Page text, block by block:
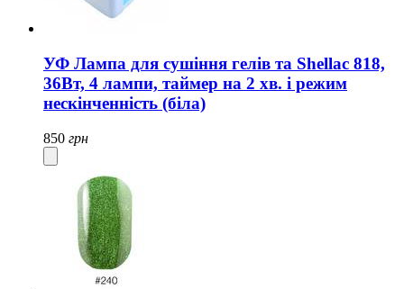
УФ Лампа для сушіння гелів та Shellac 818,
36Вт, 4 лампи, таймер на 2 хв. і режим
нескінченність (біла)
850 грн